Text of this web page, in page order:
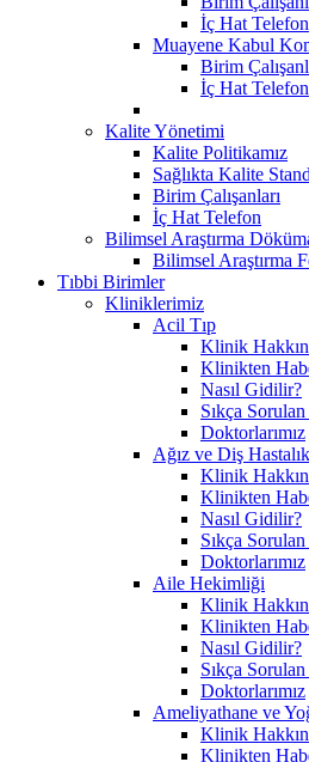
İç Hat Telefon
Muayene Kabul
Birim
İç Hat Telefon
Kalite Yönetimi
Kalite Politikamız
Sağlıkta Kalite
Birim Çalışanları
İç Hat Telefon
Bilimsel Araştırma
Bilimsel Araştırma
Tıbbi Birimler
Kliniklerimiz
Acil Tıp
Klinik
Klinikten
Nasıl Gidilir?
Sıkça
Doktorlarımız
Ağız ve Diş
Klinik
Klinikten
Nasıl Gidilir?
Sıkça
Doktorlarımız
Aile Hekimliği
Klinik
Klinikten
Nasıl Gidilir?
Sıkça
Doktorlarımız
Ameliyathane ve
Klinik
Klinikten